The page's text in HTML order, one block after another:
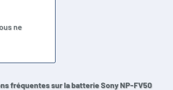
ne
fréquentes sur la batterie Sony NP-FV50